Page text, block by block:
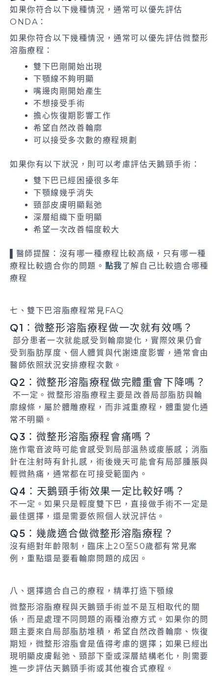
如果你符合以下幾種情況，通常可以優先評估
ONDA：
如果你符合以下幾種情況，通常可以優先評估微整形
溶脂療程：
雙下巴剛開始出現
下顎線不夠明顯
嘴邊肉剛開始產生
不想接受手術
擔心恢復期影響工作
希望自然改善輪廓
可以接受多次數的療程規劃
如果你有以下狀況，則可以考慮評估天鵝頸手術：
雙下巴已經困擾很多年
下顎線幾乎消失
頸部皮膚明顯鬆弛
深層組織下垂明顯
希望一次改善幅度較大
▌醫師提醒：沒有哪一種療程比較高級，只有哪一種
療程比較適合你的問題。 點我了解自己比較適合哪種
療程
七、雙下巴溶脂療程常見FAQ
Q1：微整形溶脂療程做一次就有效嗎？
部分患者一次就能感受到輪廓變化，實際效果仍會
受到脂肪厚度、個人體質與代謝速度影響，通常會由
醫師依照狀況安排療程次數。
Q2：微整形溶脂療程做完體重會下降嗎？
不一定。微整形溶脂療程主要是改善局部脂肪與輪
廓線條，屬於體雕療程，而非減重療程，體重變化通
常不明顯。
Q3：微整形溶脂療程會痛嗎？
施作電音波時可能會感受到局部溫熱或痠脹感；消脂
針在注射時有針扎感，術後幾天可能會有局部腫脹與
輕微熱痛，通常都在可接受範圍內。
Q4：天鵝頸手術效果一定比較好嗎？
不一定。如果只是輕度雙下巴，直接做手術不一定是
最佳選擇，還是需要依照個人狀況評估。
Q5：幾歲適合做微整形溶脂療程？
沒有絕對年齡限制，臨床上20至50歲都有常見案
例，重點還是要看輪廓問題的成因。
八、選擇適合自己的療程，精準打造下顎線
微整形溶脂療程與天鵝頸手術並不是互相取代的關
係，而是處理不同問題的兩種治療方式。如果你的問
題主要來自局部脂肪堆積，希望自然改善輪廓、恢復
期短，微整形溶脂會是值得考慮的選擇；如果已經出
現明顯皮膚鬆弛、頸部下垂或深層結構老化，則需要
進一步評估天鵝頸手術或其他複合式療程。